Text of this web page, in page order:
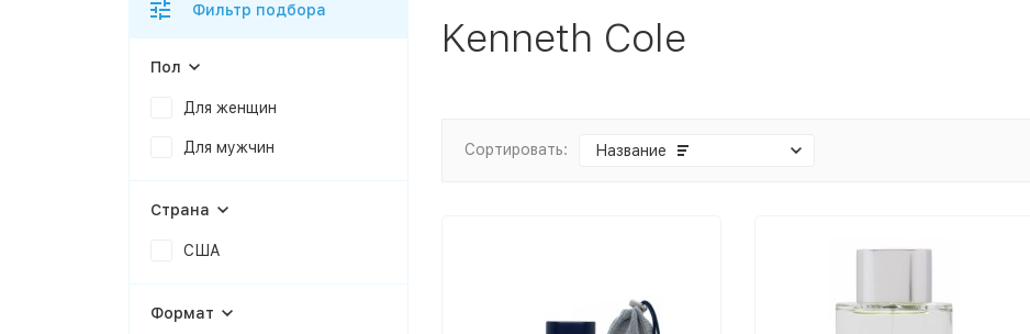
Kenneth Cole
Сортировать: Название
Фильтр подбора
Пол
Для женщин
Для мужчин
Страна
США
Формат